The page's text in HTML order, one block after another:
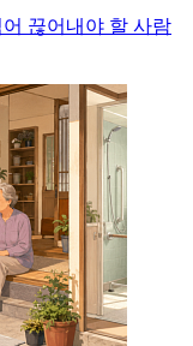
끊어내야 할 사람